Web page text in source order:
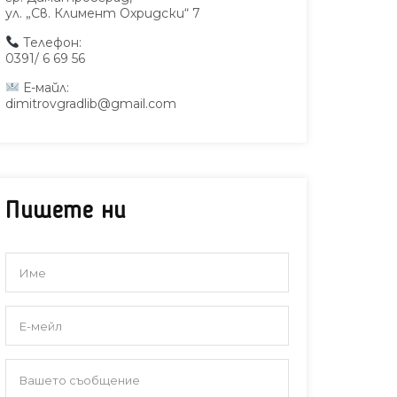
обучение по
информационна и
медийна
грамотност
ул. „Св. Климент Охридски“ 7
Телефон:
0391/ 6 69 56
Е-майл:
dimitrovgradlib@gmail.com
Пишете ни